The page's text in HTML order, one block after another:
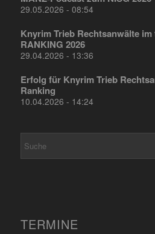
29.05.2026 - 08:54
Knyrim Trieb Rechtsanwälte im
RANKING 2026
29.04.2026 - 13:36
Erfolg für Knyrim Trieb
Ranking
10.04.2026 - 14:24
TERMINE